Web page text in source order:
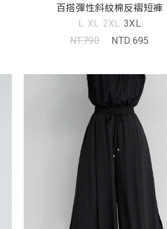
百搭彈性斜紋棉反褶短褲
L XL 2XL 3XL
NT.790
NTD.695